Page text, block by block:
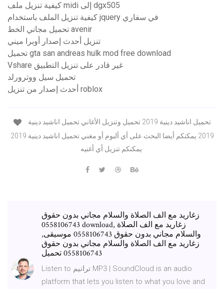
كيفية تنزيل ملف midi إلى dgx505
كيفية تنزيل الملف باستخدام jquery في سفاري
تحميل مجاني الخط avenir
تنزيل أحدث إصدار أوبرا ميني
تحميل gta san andreas hulk mod free download
Vshare غير قادر على تنزيل التطبيق
تحميل سيل ووترورلد
أحدث إصدار من تنزيل roblox
2019 يمكنكم أيضا البحث على أي ألبوم أو مغني تحميل اناشيد دينية 2019
زغاريد مع الف الصلاة والسلام مجاني بدون حقوق
0558106743 download, زغاريد مع الف الصلاة
والسلام مجاني بدون حقوق 0558106743 موسيقى,
زغاريد مع الف الصلاة والسلام مجاني بدون حقوق
0558106743 تحميل
Listen to ترانيم MP3 | SoundCloud is an audio
platform that lets you listen to what you love and